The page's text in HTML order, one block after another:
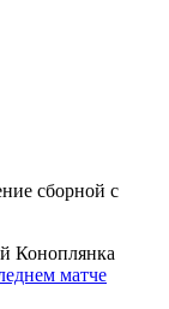
сборной с
Коноплянка
матче